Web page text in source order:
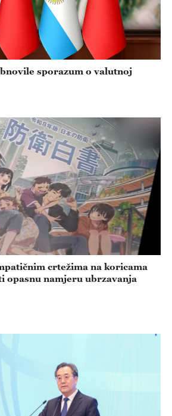
sporazum o valutnoj
crtežima na koricama
opasnu namjeru ubrzavanja